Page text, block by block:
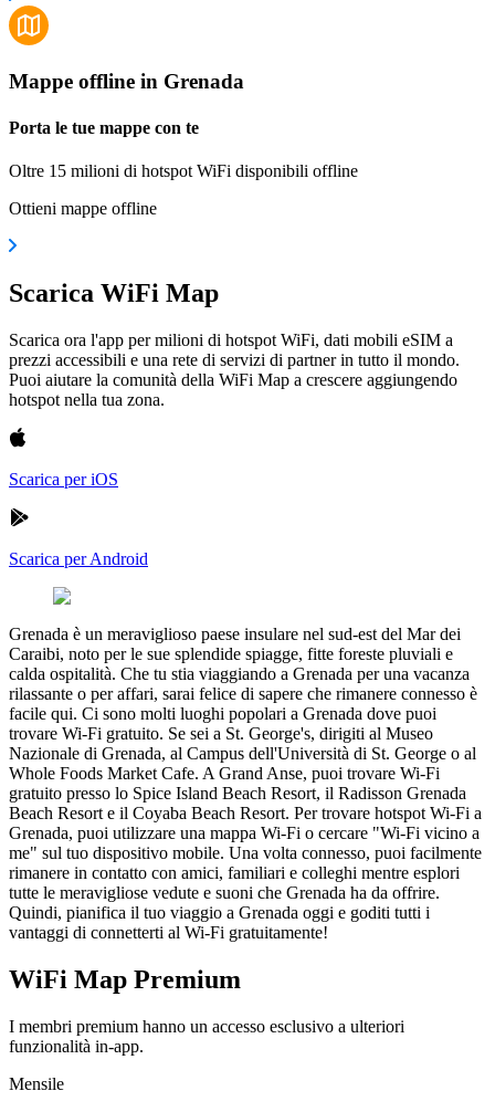
Mappe offline in Grenada
Porta le tue mappe con te
Oltre 15 milioni di hotspot WiFi disponibili offline
Ottieni mappe offline
Scarica WiFi Map
Scarica ora l'app per milioni di hotspot WiFi, dati mobili eSIM a
prezzi accessibili e una rete di servizi di partner in tutto il mondo.
Puoi aiutare la comunità della WiFi Map a crescere aggiungendo
hotspot nella tua zona.
Scarica per iOS
Scarica per Android
Grenada è un meraviglioso paese insulare nel sud-est del Mar dei
Caraibi, noto per le sue splendide spiagge, fitte foreste pluviali e
calda ospitalità. Che tu stia viaggiando a Grenada per una vacanza
rilassante o per affari, sarai felice di sapere che rimanere connesso è
facile qui. Ci sono molti luoghi popolari a Grenada dove puoi
trovare Wi-Fi gratuito. Se sei a St. George's, dirigiti al Museo
Nazionale di Grenada, al Campus dell'Università di St. George o al
Whole Foods Market Cafe. A Grand Anse, puoi trovare Wi-Fi
gratuito presso lo Spice Island Beach Resort, il Radisson Grenada
Beach Resort e il Coyaba Beach Resort. Per trovare hotspot Wi-Fi a
Grenada, puoi utilizzare una mappa Wi-Fi o cercare "Wi-Fi vicino a
me" sul tuo dispositivo mobile. Una volta connesso, puoi facilmente
rimanere in contatto con amici, familiari e colleghi mentre esplori
tutte le meravigliose vedute e suoni che Grenada ha da offrire.
Quindi, pianifica il tuo viaggio a Grenada oggi e goditi tutti i
vantaggi di connetterti al Wi-Fi gratuitamente!
WiFi Map Premium
I membri premium hanno un accesso esclusivo a ulteriori
funzionalità in-app.
Mensile